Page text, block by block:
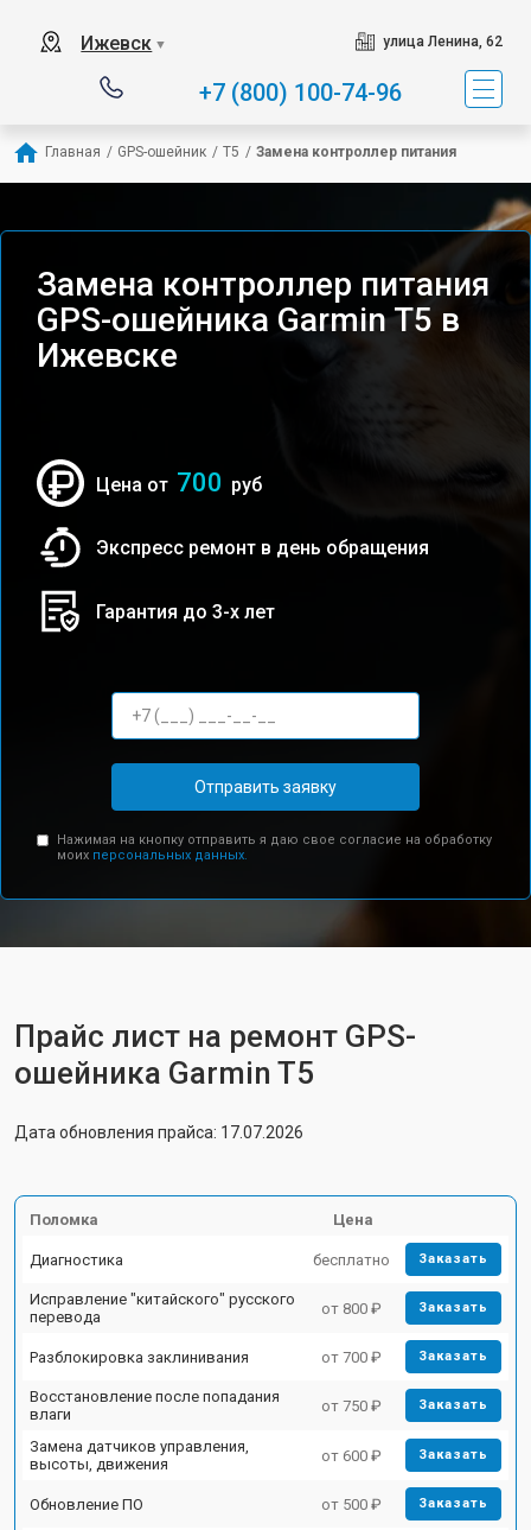
Ижевск ▼ улица Ленина, 62
+7 (800) 100-74-96
Главная / GPS-ошейник / T5 / Замена контроллер питания
Замена контроллер питания
GPS-ошейника Garmin T5 в
Ижевске
Цена от 700 руб
Экспресс ремонт в день обращения
Гарантия до 3-х лет
Отправить заявку
Нажимая на кнопку отправить я даю свое согласие на обработку
моих персональных данных.
Прайс лист на ремонт GPS-
ошейника Garmin T5
Дата обновления прайса: 17.07.2026
Поломка Цена
Диагностика бесплатно Заказать
Исправление "китайского" русского
перевода
от 800 ₽ Заказать
Разблокировка заклинивания от 700 ₽ Заказать
Восстановление после попадания
влаги
от 750 ₽ Заказать
Замена датчиков управления,
высоты, движения
от 600 ₽ Заказать
Обновление ПО от 500 ₽ Заказать